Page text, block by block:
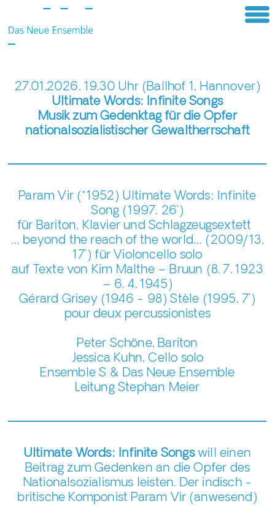
27.01.2026, 19.30 Uhr (Ballhof 1, Hannover)
Ultimate Words: Infinite Songs
Musik zum Gedenktag für die Opfer
nationalsozialistischer Gewaltherrschaft
Param Vir (*1952) Ultimate Words: Infinite
Song (1997, 26’)
für Bariton, Klavier und Schlagzeugsextett
… beyond the reach of the world… (2009/13,
17’) für Violoncello solo
auf Texte von Kim Malthe – Bruun (8. 7. 1923
– 6. 4. 1945)
Gérard Grisey (1946 - 98) Stèle (1995, 7’)
pour deux percussionistes
Peter Schöne, Bariton
Jessica Kuhn, Cello solo
Ensemble S & Das Neue Ensemble
Leitung Stephan Meier
Ultimate Words: Infinite Songswill einen
Beitrag zum Gedenken an die Opfer des
Nationalsozialismus leisten. Der indisch -
britische Komponist Param Vir (anwesend)